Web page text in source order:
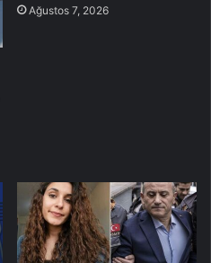
Ağustos 7, 2026